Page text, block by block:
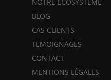
NOTRE ECOSYSTEME
BLOG
CAS CLIENTS
TEMOIGNAGES
CONTACT
MENTIONS LÉGALES